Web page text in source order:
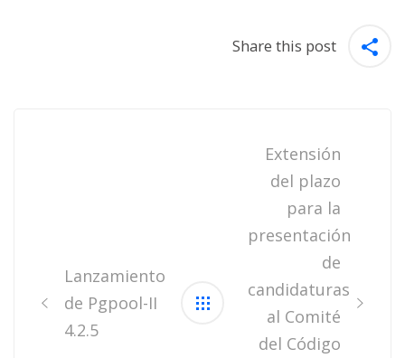
Share this post
Lanzamiento
de Pgpool-II
4.2.5
Extensión
del plazo
para la
presentación
de
candidaturas
al Comité
del Código